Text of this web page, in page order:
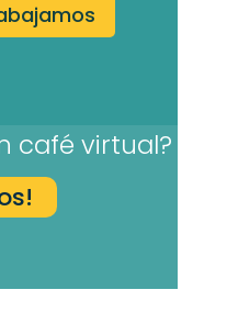
café virtual?